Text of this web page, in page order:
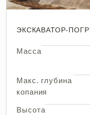
ЭКСКАВАТОР-
Масса
Макс. глубина
копания
Высота